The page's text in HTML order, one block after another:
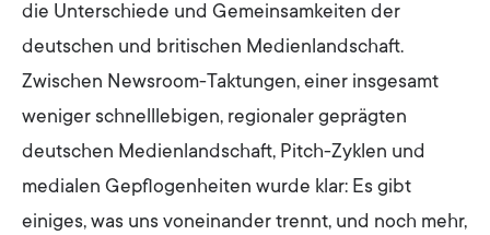
die Unterschiede und Gemeinsamkeiten der
deutschen und britischen Medienlandschaft.
Zwischen Newsroom-Taktungen, einer insgesamt
weniger schnelllebigen, regionaler geprägten
deutschen Medienlandschaft, Pitch-Zyklen und
medialen Gepflogenheiten wurde klar: Es gibt
einiges, was uns voneinander trennt, und noch mehr,